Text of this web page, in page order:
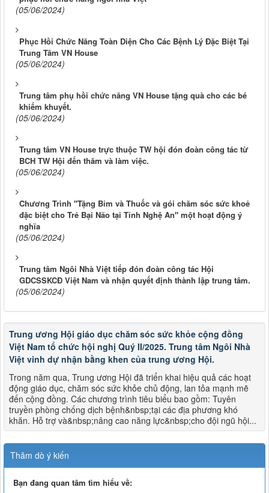
(05/06/2024)
Phục Hồi Chức Năng Toàn Diện Cho Các Bệnh Lý Đặc Biệt Tại
Trung Tâm VN House
(05/06/2024)
Trung tâm phụ hồi chức năng VN House tặng quà cho các bé
khiếm khuyết.
(05/06/2024)
Trung tâm VN House trực thuộc TW hội đón đoàn công tác từ
BCH TW Hội đến thăm và làm việc.
(05/06/2024)
Chương Trình "Tặng Bỉm và Thuốc và gói chăm sóc sức khoẻ
đặc biệt cho Trẻ Bại Não tại Tỉnh Nghệ An" một hoạt động ý
nghĩa
(05/06/2024)
Trung tâm Ngôi Nhà Việt tiếp đón đoàn công tác Hội
GDCSSKCĐ Việt Nam và nhận quyết định thành lập trung tâm.
(05/06/2024)
Trung ương Hội giáo dục chăm sóc sức khỏe cộng đồng
Việt Nam tổ chức hội nghị Quý II/2025. Trung tâm Ngôi Nhà
Việt vinh dự nhận bằng khen của trung ương Hội.
Trong năm qua, Trung ương Hội đã triển khai hiệu quả các hoạt
động giáo dục, chăm sóc sức khỏe chủ động, lan tỏa mạnh mẽ
đến cộng đồng. Các chương trình tiêu biểu bao gồm: Tuyên
truyền phòng chống dịch bệnh&nbsp;tại các địa phương khó
khăn. Hỗ trợ và&nbsp;nâng cao năng lực&nbsp;cho đội ngũ hội...
Thăm dò ý kiến
Bạn đang quan tâm tìm hiểu về: